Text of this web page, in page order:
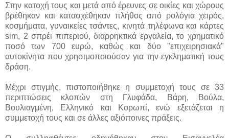
Στην κατοχή τους και μετά από έρευνες σε οικίες και χώρους
βρέθηκαν και κατασχέθηκαν πλήθος από ρολόγια χειρός,
κοσμήματα, γυναικείες τσάντες, κινητά τηλέφωνα και κάρτες
sim, 2 σπρέι πιπεριού, διαρρηκτικά εργαλεία, το χρηματικό
ποσό των 700 ευρώ, καθώς και δύο "επιχειρησιακά"
αυτοκίνητα που χρησιμοποιούσαν για την εγκληματική τους
δράση.
Μέχρι στιγμής, πιστοποιήθηκε η συμμετοχή τους σε 33
περιπτώσεις κλοπών στη Γλυφάδα, Βάρη, Βούλα,
Βουλιαγμένη, Ελληνικό και Κορωπί, ενώ εξετάζεται η
συμμετοχή τους και σε άλλες αξιόποινες πράξεις.